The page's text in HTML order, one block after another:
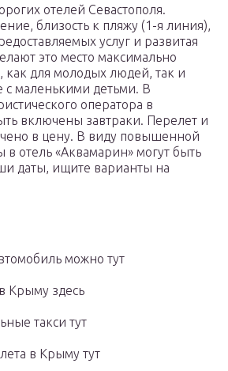
отелей Севастополя.
близость к пляжу (1-я линия),
услуг и развитая
это место максимально
как для молодых людей, так и
с маленькими детьми. В
оператора в
включены завтраки. Перелет и
в цену. В виду повышенной
в отель «Аквамарин» могут быть
даты, ищите варианты на
можно тут
Крыму здесь
такси тут
в Крыму тут